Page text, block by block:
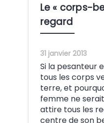
Le « corps-
regard
31 janvier 2013
Si la pesanteur
tous les corps
terre, et
femme ne
attire tous les
centre de son